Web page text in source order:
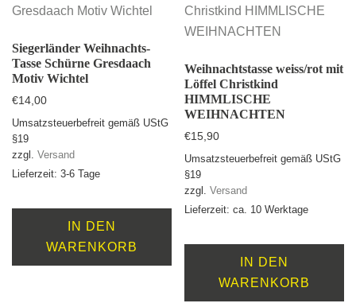
Siegerländer Weihnachts-
Tasse Schürne Gresdaach
Motiv Wichtel
€14,00
Umsatzsteuerbefreit gemäß UStG
§19
zzgl. Versand
Lieferzeit: 3-6 Tage
IN DEN
WARENKORB
Weihnachtstasse weiss/rot mit
Löffel Christkind
HIMMLISCHE
WEIHNACHTEN
€15,90
Umsatzsteuerbefreit gemäß UStG
§19
zzgl.Versand
Lieferzeit: ca. 10 Werktage
IN DEN
WARENKORB